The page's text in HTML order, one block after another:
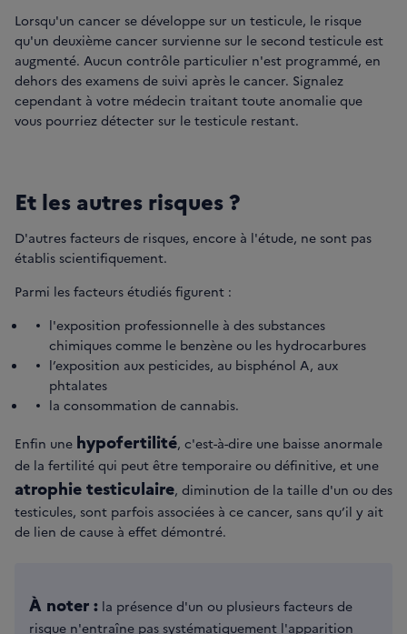
Lorsqu'un cancer se développe sur un testicule, le risque
qu'un deuxième cancer survienne sur le second testicule est
augmenté. Aucun contrôle particulier n'est programmé, en
dehors des examens de suivi après le cancer. Signalez
cependant à votre médecin traitant toute anomalie que
vous pourriez détecter sur le testicule restant.
Et les autres risques ?
D'autres facteurs de risques, encore à l'étude, ne sont pas
établis scientifiquement.
Parmi les facteurs étudiés figurent :
l'exposition professionnelle à des substances
chimiques comme le benzène ou les hydrocarbures
l’exposition aux pesticides, au bisphénol A, aux
phtalates
la consommation de cannabis.
Enfin une hypofertilité, c'est-à-dire une baisse anormale
de la fertilité qui peut être temporaire ou définitive, et une
atrophie testiculaire, diminution de la taille d'un ou des
testicules, sont parfois associées à ce cancer, sans qu’il y ait
de lien de cause à effet démontré.
À noter : la présence d'un ou plusieurs facteurs de
risque n'entraîne pas systématiquement l'apparition